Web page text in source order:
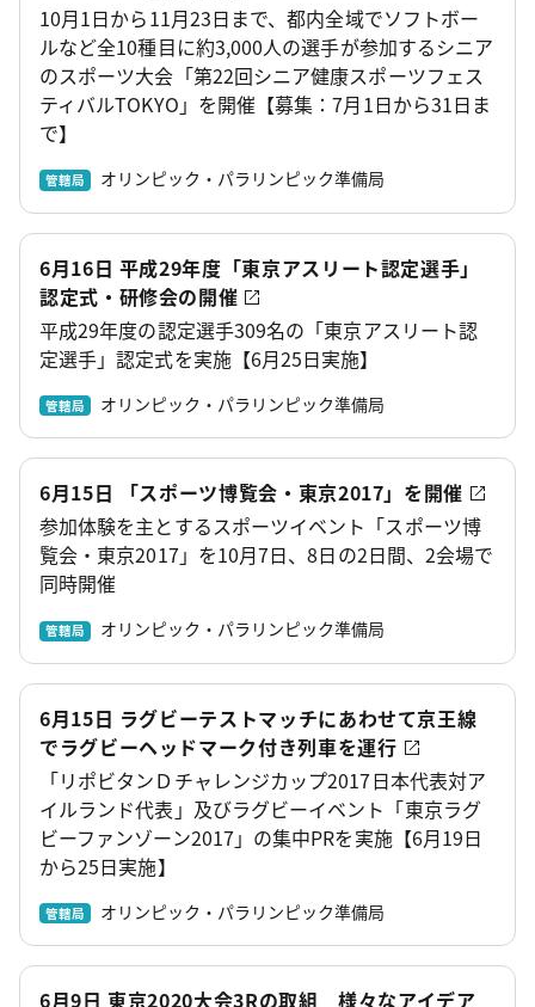
10月1日から11月23日まで、都内全域でソフトボー
ルなど全10種目に約3,000人の選手が参加するシニア
のスポーツ大会「第22回シニア健康スポーツフェス
ティバルTOKYO」を開催【募集：7月1日から31日ま
で】
管轄局 オリンピック・パラリンピック準備局
6月16日 平成29年度「東京アスリート認定選手」
認定式・研修会の開催
平成29年度の認定選手309名の「東京アスリート認
定選手」認定式を実施【6月25日実施】
管轄局 オリンピック・パラリンピック準備局
6月15日 「スポーツ博覧会・東京2017」を開催
参加体験を主とするスポーツイベント「スポーツ博
覧会・東京2017」を10月7日、8日の2日間、2会場で
同時開催
管轄局 オリンピック・パラリンピック準備局
6月15日 ラグビーテストマッチにあわせて京王線
でラグビーヘッドマーク付き列車を運行
「リポビタンＤチャレンジカップ2017日本代表対ア
イルランド代表」及びラグビーイベント「東京ラグ
ビーファンゾーン2017」の集中PRを実施【6月19日
から25日実施】
管轄局 オリンピック・パラリンピック準備局
6月9日 東京2020大会3Rの取組 様々なアイデア